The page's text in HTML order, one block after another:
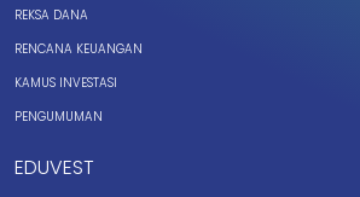
REKSA DANA
RENCANA KEUANGAN
KAMUS INVESTASI
PENGUMUMAN
EDUVEST